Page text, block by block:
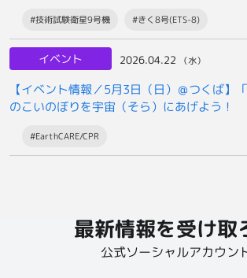
#技術試験衛星9号機 #きく8号(ETS-8)
イベント 2026.04.22 （水）
【イベント情報／5月3日（日）＠つくば】
のこいのぼりを宇宙（そら）にあげよう！
#EarthCARE/CPR
最新情報を受け取
公式ソーシャルアカウン